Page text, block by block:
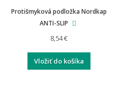
Protišmyková podložka Nordkap
ANTI-SLIP
8,54 €
Vložiť do košíka